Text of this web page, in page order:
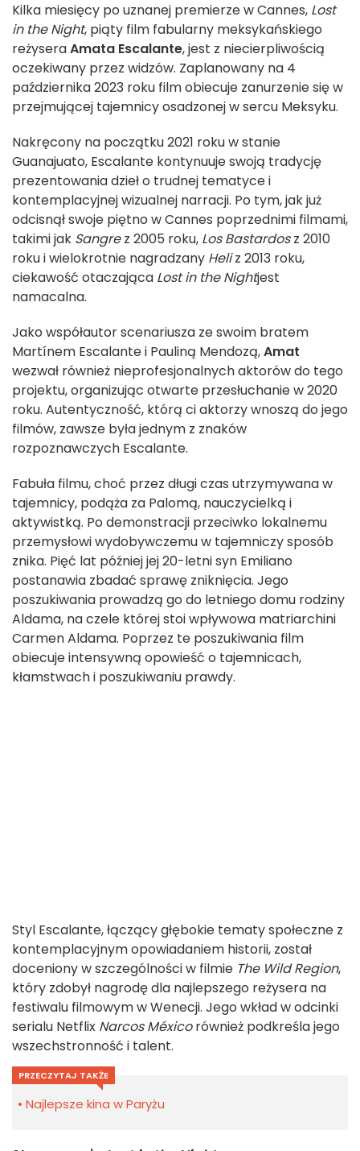
Kilka miesięcy po uznanej premierze w Cannes, Lost
in the Night, piąty film fabularny meksykańskiego
reżyseraAmata Escalante, jest z niecierpliwością
oczekiwany przez widzów. Zaplanowany na 4
października 2023 roku film obiecuje zanurzenie się w
przejmującej tajemnicy osadzonej w sercu Meksyku.
Nakręcony na początku 2021 roku w stanie
Guanajuato, Escalante kontynuuje swoją tradycję
prezentowania dzieł o trudnej tematyce i
kontemplacyjnej wizualnej narracji. Po tym, jak już
odcisnął swoje piętno w Cannes poprzednimi filmami,
takimi jak Sangrez 2005 roku, Los Bastardosz 2010
roku i wielokrotnie nagradzany Heliz 2013 roku,
ciekawość otaczająca Lost in the Nightjest
namacalna.
Jako współautor scenariusza ze swoim bratem
Martínem Escalante i Pauliną Mendozą,Amat
wezwał również nieprofesjonalnych aktorów do tego
projektu, organizując otwarte przesłuchanie w 2020
roku. Autentyczność, którą ci aktorzy wnoszą do jego
filmów, zawsze była jednym z znaków
rozpoznawczych Escalante.
Fabuła filmu, choć przez długi czas utrzymywana w
tajemnicy, podąża za Palomą, nauczycielką i
aktywistką. Po demonstracji przeciwko lokalnemu
przemysłowi wydobywczemu w tajemniczy sposób
znika. Pięć lat później jej 20-letni syn Emiliano
postanawia zbadać sprawę zniknięcia. Jego
poszukiwania prowadzą go do letniego domu rodziny
Aldama, na czele której stoi wpływowa matriarchini
Carmen Aldama. Poprzez te poszukiwania film
obiecuje intensywną opowieść o tajemnicach,
kłamstwach i poszukiwaniu prawdy.
Styl Escalante, łączący głębokie tematy społeczne z
kontemplacyjnym opowiadaniem historii, został
doceniony w szczególności w filmie The Wild Region,
który zdobył nagrodę dla najlepszego reżysera na
festiwalu filmowym w Wenecji. Jego wkład w odcinki
serialu Netflix Narcos Méxicorównież podkreśla jego
wszechstronność i talent.
PRZECZYTAJ TAKŻE
Najlepsze kina w Paryżu